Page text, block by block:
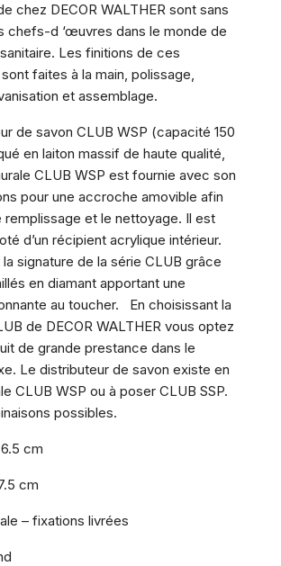
chez DECOR WALTHER sont sans
chefs-d ‘œuvres dans le monde de
Les finitions de ces
faites à la main, polissage,
et assemblage.
de savon CLUB WSP (capacité 150
en laiton massif de haute qualité,
CLUB WSP est fournie avec son
pour une accroche amovible afin
remplissage et le nettoyage. Il est
d’un récipient acrylique intérieur.
signature de la série CLUB grâce
en diamant apportant une
au toucher. En choisissant la
de DECOR WALTHER vous optez
de grande prestance dans le
Le distributeur de savon existe en
CLUB WSP ou à poser CLUB SSP.
possibles.
cm
cm
– fixations livrées